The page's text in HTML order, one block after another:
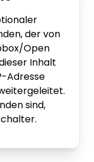
der von
Open
Inhalt
Adresse
sind,